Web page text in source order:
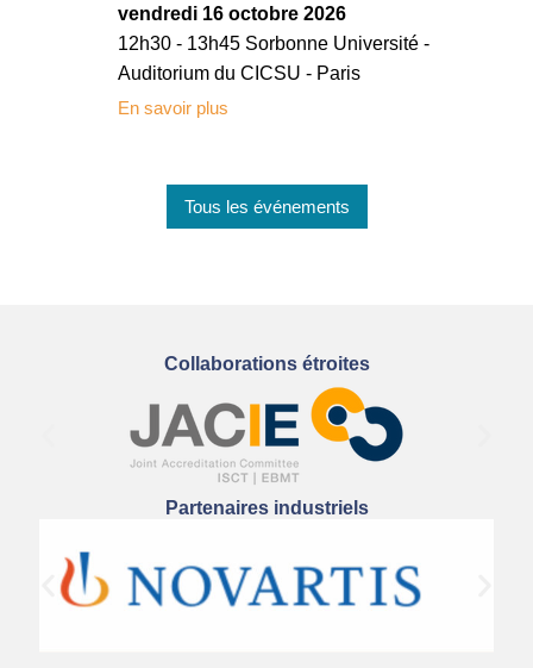
vendredi 16 octobre 2026
12h30 - 13h45 Sorbonne Université -
Auditorium du CICSU - Paris
En savoir plus
Tous les événements
Collaborations étroites
Partenaires industriels